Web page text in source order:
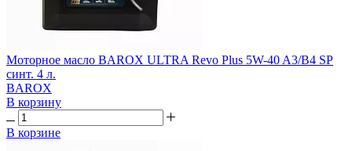
Моторное масло BAROX ULTRA Revo Plus 5W-40 A3/B4 SP
синт. 4 л.
BAROX
В корзину
В корзине